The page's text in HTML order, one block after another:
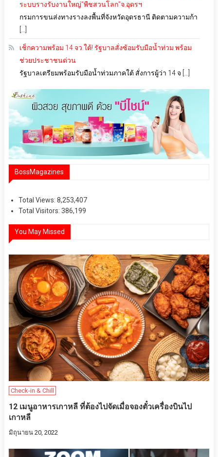
ระบบรางรับงานใหญ่”พืชสวนโลก”จ.อุดรฯ
กรมการขนส่งทางรางลงพื้นที่จังหวัดอุดรธานี ติดตามความก้า
เช็กความพร้อม 14 จว.ใต้! รัฐบาลสั่งซ้อมรับมือน้ำท่วม พร้อม
ช่วยประชาชนด่วน
รัฐบาลเตรียมพร้อมรับมือน้ำท่วมภาคใต้ สั่งการผู้ว่า 14 จ […]
BossMagazines
Total Views: 8,253,407
Total Visitors: 386,199
You May Missed
Check-in & Chill
12 เมนูอาหารเกาหลี ที่ต้องไปจัดเมื่อจองตั๋วเครื่องบินไป
เกาหลี
มิถุนายน 20, 2022